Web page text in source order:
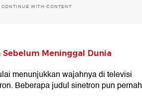
CONTINUE WITH CONTENT
Meninggal Dunia
menunjukkan wajahnya di televisi
Beberapa judul sinetron pun pernah